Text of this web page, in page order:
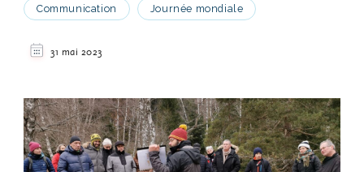
Communication Journée mondiale
31 mai 2023